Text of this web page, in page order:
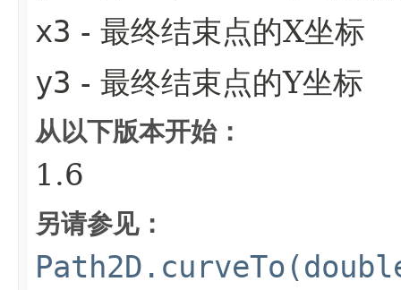
x3 - 最终结束点的X坐标
y3 - 最终结束点的Y坐标
从以下版本开始：
1.6
另请参见：